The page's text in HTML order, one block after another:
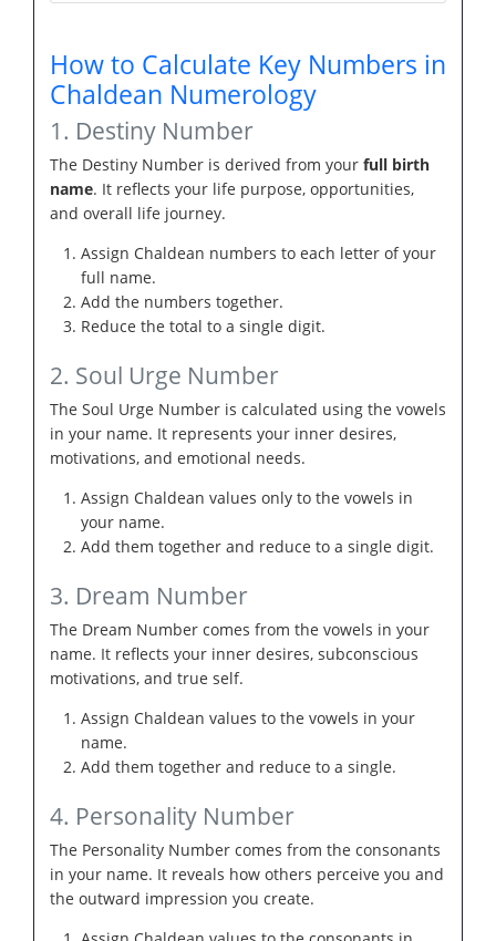
How to Calculate Key Numbers in
Chaldean Numerology
1. Destiny Number
The Destiny Number is derived from your full birth
name. It reflects your life purpose, opportunities,
and overall life journey.
Assign Chaldean numbers to each letter of your
full name.
Add the numbers together.
Reduce the total to a single digit.
2. Soul Urge Number
The Soul Urge Number is calculated using the vowels
in your name. It represents your inner desires,
motivations, and emotional needs.
Assign Chaldean values only to the vowels in
your name.
Add them together and reduce to a single digit.
3. Dream Number
The Dream Number comes from the vowels in your
name. It reflects your inner desires, subconscious
motivations, and true self.
Assign Chaldean values to the vowels in your
name.
Add them together and reduce to a single.
4. Personality Number
The Personality Number comes from the consonants
in your name. It reveals how others perceive you and
the outward impression you create.